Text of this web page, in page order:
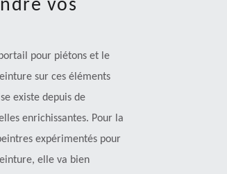
vos
pour piétons et le
sur ces éléments
existe depuis de
enrichissantes. Pour la
expérimentés pour
elle va bien